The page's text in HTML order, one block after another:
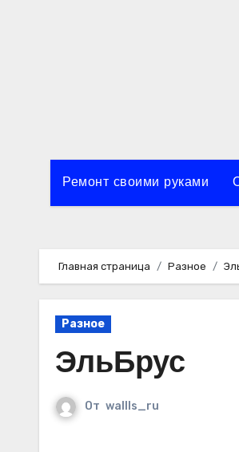
Ремонт своими руками
Главная страница Разное
Разное
ЭльБрус
От wallls_ru